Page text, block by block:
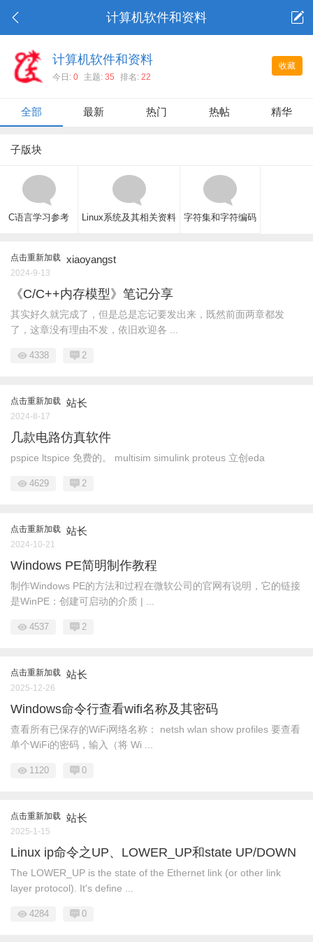
计算机软件和资料
收藏
计算机软件和资料
今日: 0 主题: 35 排名: 22
全部 最新 热门 热帖 精华
子版块
C语言学习参考 Linux系统及其相关资料 字符集和字符编码
点击重新加载 xiaoyangst
2024-9-13
《C/C++内存模型》笔记分享
其实好久就完成了，但是总是忘记要发出来，既然前面两章都发
了，这章没有理由不发，依旧欢迎各 ...
4338 2
点击重新加载 站长
2024-8-17
几款电路仿真软件
pspice ltspice 免费的。 multisim simulink proteus 立创eda
4629 2
点击重新加载 站长
2024-10-21
Windows PE简明制作教程
制作Windows PE的方法和过程在微软公司的官网有说明，它的链接
是WinPE：创建可启动的介质 | ...
4537 2
点击重新加载 站长
2025-12-26
Windows命令行查看wifi名称及其密码
查看所有已保存的WiFi网络名称： netsh wlan show profiles 要查看
单个WiFi的密码，输入（将 Wi ...
1120 0
点击重新加载 站长
2025-1-15
Linux ip命令之UP、LOWER_UP和state UP/DOWN
The LOWER_UP is the state of the Ethernet link (or other link
layer protocol). It's define ...
4284 0